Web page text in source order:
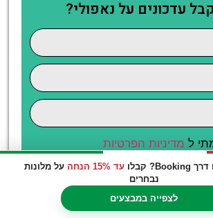
עד 15% הנחה
על מלונות
נבחרים
לצפייה במבצעים
עדכונים על נאפולי?
ל מדיניות הפרטיות
דיוור וחומרים פרסומיים
שליחה